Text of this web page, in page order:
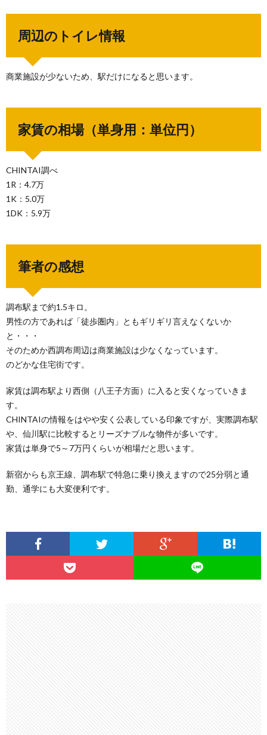
周辺のトイレ情報
商業施設が少ないため、駅だけになると思います。
家賃の相場（単身用：単位円）
CHINTAI調べ
1R：4.7万
1K：5.0万
1DK：5.9万
筆者の感想
調布駅まで約1.5キロ。
男性の方であれば「徒歩圏内」ともギリギリ言えなくないか
と・・・
そのためか西調布周辺は商業施設は少なくなっています。
のどかな住宅街です。
家賃は調布駅より西側（八王子方面）に入ると安くなっていきま
す。
CHINTAIの情報をはやや安く公表している印象ですが、実際調布駅
や、仙川駅に比較するとリーズナブルな物件が多いです。
家賃は単身で5～7万円くらいが相場だと思います。
新宿からも京王線、調布駅で特急に乗り換えますので25分弱と通
勤、通学にも大変便利です。